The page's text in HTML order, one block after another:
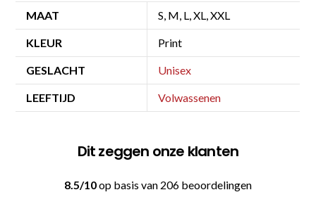
MAAT S, M, L, XL, XXL
KLEUR Print
GESLACHT Unisex
LEEFTIJD Volwassenen
Dit zeggen onze klanten
8.5/10op basis van 206 beoordelingen